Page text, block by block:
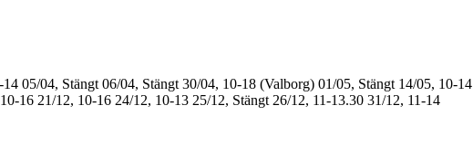
14 05/04, Stängt 06/04, Stängt 30/04, 10-18 (Valborg) 01/05, Stängt 14/05, 10-14
16 21/12, 10-16 24/12, 10-13 25/12, Stängt 26/12, 11-13.30 31/12, 11-14